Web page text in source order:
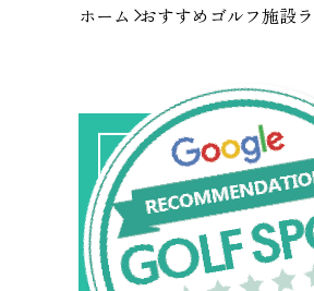
ホーム おすすめゴルフ施設